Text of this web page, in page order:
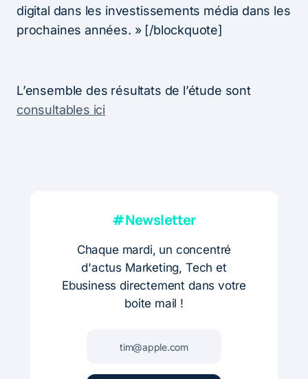
digital dans les investissements média dans les
prochaines années. » [/blockquote]
L’ensemble des résultats de l’étude sont
consultables ici
#Newsletter
Chaque mardi, un concentré
d'actus Marketing, Tech et
Ebusiness directement dans votre
boite mail !